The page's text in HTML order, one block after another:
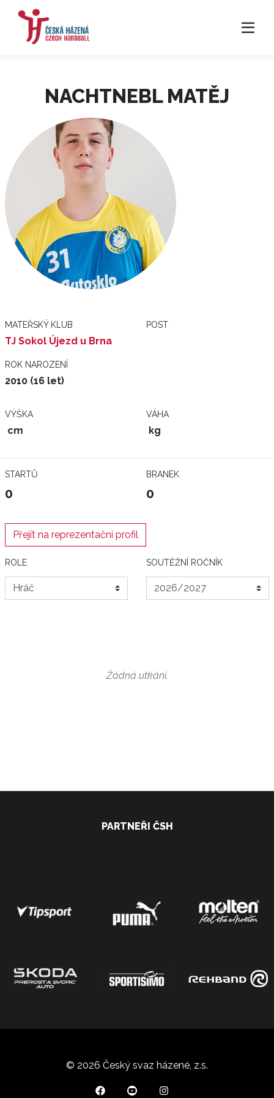
NACHTNEBL MATĚJ
MATEŘSKÝ KLUB
TJ Sokol Újezd u Brna
POST
ROK NAROZENÍ
2010 (16 let)
VÝŠKA
cm
VÁHA
kg
STARTŮ
0
BRANEK
0
Přejít na reprezentační profil
ROLE SOUTĚŽNÍ ROČNÍK
Žádná utkání.
PARTNEŘI ČSH
© 2026 Český svaz házené, z.s.